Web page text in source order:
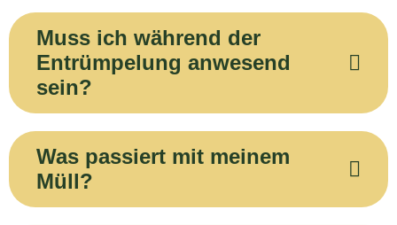
Muss ich während der
Entrümpelung anwesend
sein?
Was passiert mit meinem
Müll?